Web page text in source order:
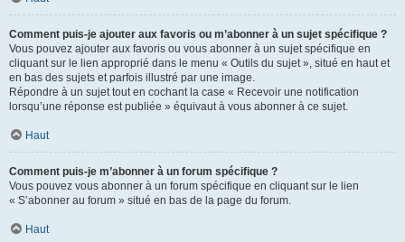
Comment puis-je ajouter aux favoris ou m’abonner à un sujet spécifique ?
Vous pouvez ajouter aux favoris ou vous abonner à un sujet spécifique en
cliquant sur le lien approprié dans le menu « Outils du sujet », situé en haut et
en bas des sujets et parfois illustré par une image.
Répondre à un sujet tout en cochant la case « Recevoir une notification
lorsqu’une réponse est publiée » équivaut à vous abonner à ce sujet.
Haut
Comment puis-je m’abonner à un forum spécifique ?
Vous pouvez vous abonner à un forum spécifique en cliquant sur le lien
« S’abonner au forum » situé en bas de la page du forum.
Haut